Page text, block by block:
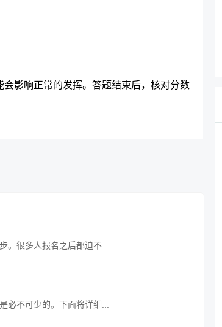
影响正常的发挥。答题结束后，核对分数
。很多人报名之后都迫不...
必不可少的。下面将详细...